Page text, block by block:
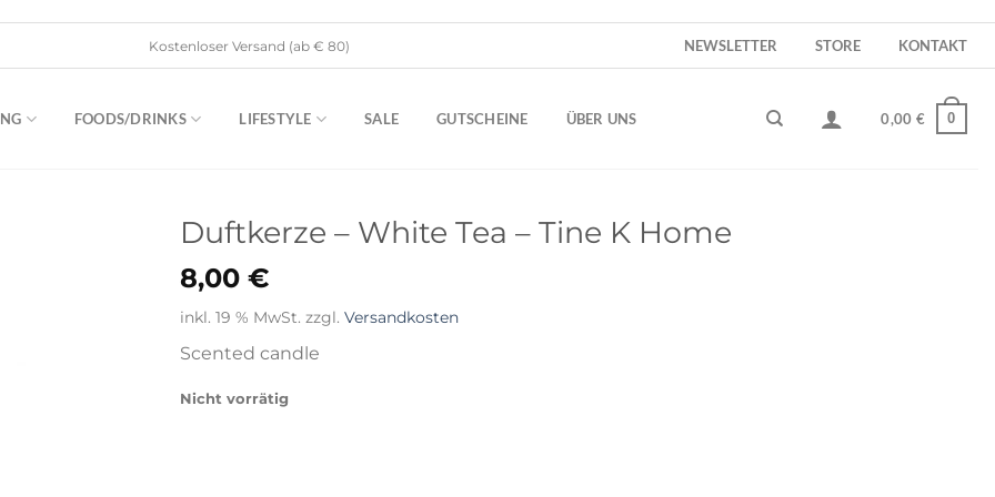
Kostenloser Versand (ab € 80) NEWSLETTER STORE KONTAKT
FOODS/DRINKS LIFESTYLE SALE GUTSCHEINE ÜBER UNS 0,00 € 0
Duftkerze – White Tea – Tine K Home
8,00 €
inkl. 19 % MwSt. zzgl. Versandkosten
Scented candle
Nicht vorrätig